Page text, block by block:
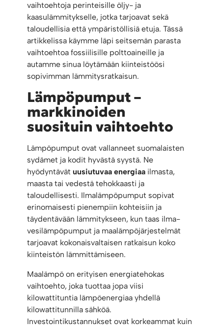
vaihtoehtoja perinteisille öljy- ja
kaasulämmitykselle, jotka tarjoavat sekä
taloudellisia että ympäristöllisiä etuja. Tässä
artikkelissa käymme läpi seitsemän parasta
vaihtoehtoa fossiilisille polttoaineille ja
autamme sinua löytämään kiinteistöösi
sopivimman lämmitysratkaisun.
Lämpöpumput –
markkinoiden
suosituin vaihtoehto
Lämpöpumput ovat vallanneet suomalaisten
sydämet ja kodit hyvästä syystä. Ne
hyödyntävätuusiutuvaa energiaa ilmasta,
maasta tai vedestä tehokkaasti ja
taloudellisesti. Ilmalämpöpumput sopivat
erinomaisesti pienempiin kohteisiin ja
täydentävään lämmitykseen, kun taas ilma-
vesilämpöpumput ja maalämpöjärjestelmät
tarjoavat kokonaisvaltaisen ratkaisun koko
kiinteistön lämmittämiseen.
Maalämpö on erityisen energiatehokas
vaihtoehto, joka tuottaa jopa viisi
kilowattituntia lämpöenergiaa yhdellä
kilowattitunnilla sähköä.
Investointikustannukset ovat korkeammat kuin